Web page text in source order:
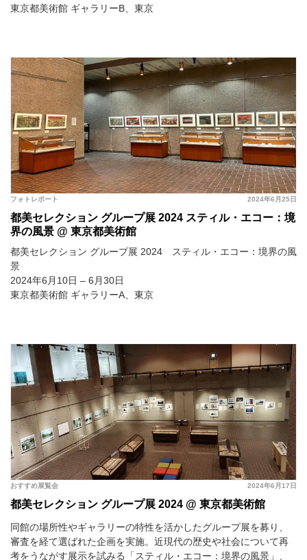
東京都美術館 ギャラリーB、東京
2024年6月25日
フォトレポート
都美セレクション グループ展 2024 スティル・エコー：境
界の風景 @ 東京都美術館
都美セレクション グループ展 2024 スティル・エコー：境界の風
景
2024年6月10日 – 6月30日
東京都美術館 ギャラリーA、東京
2024年6月17日
おすすめ展覧会
都美セレクション グループ展 2024 @ 東京都美術館
同館の場所性やギャラリーの特性を活かしたグループ展を募り、
審査を経て選ばれた企画を実施。近現代の歴史や社会について再
考をうながす展示を試みる「スティル・エコー：境界の風景」、